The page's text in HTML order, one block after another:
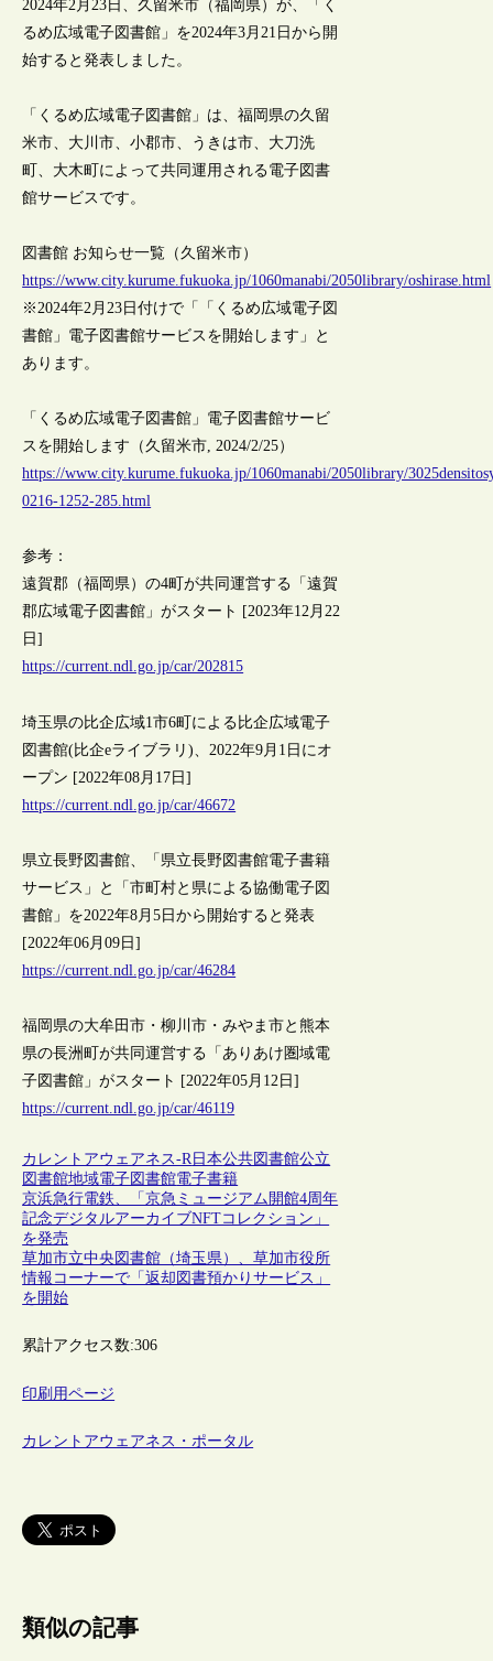
2024年2月23日、久留米市（福岡県）が、「く
るめ広域電子図書館」を2024年3月21日から開
始すると発表しました。
「くるめ広域電子図書館」は、福岡県の久留
米市、大川市、小郡市、うきは市、大刀洗
町、大木町によって共同運用される電子図書
館サービスです。
図書館 お知らせ一覧（久留米市）
https://www.city.kurume.fukuoka.jp/1060manabi/2050library/oshirase.html
※2024年2月23日付けで「「くるめ広域電子図
書館」電子図書館サービスを開始します」と
あります。
「くるめ広域電子図書館」電子図書館サービ
スを開始します（久留米市, 2024/2/25）
https://www.city.kurume.fukuoka.jp/1060manabi/2050library/
0216-1252-285.html
参考：
遠賀郡（福岡県）の4町が共同運営する「遠賀
郡広域電子図書館」がスタート [2023年12月22
日]
https://current.ndl.go.jp/car/202815
埼玉県の比企広域1市6町による比企広域電子
図書館(比企eライブラリ)、2022年9月1日にオ
ープン [2022年08月17日]
https://current.ndl.go.jp/car/46672
県立長野図書館、「県立長野図書館電子書籍
サービス」と「市町村と県による協働電子図
書館」を2022年8月5日から開始すると発表
[2022年06月09日]
https://current.ndl.go.jp/car/46284
福岡県の大牟田市・柳川市・みやま市と熊本
県の長洲町が共同運営する「ありあけ圏域電
子図書館」がスタート [2022年05月12日]
https://current.ndl.go.jp/car/46119
カレントアウェアネス-R日本公共図書館公立
図書館地域電子図書館電子書籍
京浜急行電鉄、「京急ミュージアム開館4周年
記念デジタルアーカイブNFTコレクション」
を発売
草加市立中央図書館（埼玉県）、草加市役所
情報コーナーで「返却図書預かりサービス」
を開始
累計アクセス数:306
印刷用ページ
カレントアウェアネス・ポータル
類似の記事